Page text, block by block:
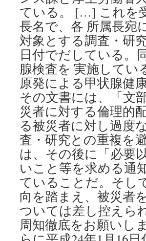
ている。 […] これを
長名で、各 所属長宛
対象とする調査・研
日付でだしている。
腺検査を 実施してい
原発による甲状腺健
その文書には、「文
災者に対する倫理的
る被災者に対し過度
査・研究との重複を
は、その後に「必要
いこと等を求める通
ていることだ。そし
向を踏まえ、被災者
ついては差し控えら
周知徹底をお願いし